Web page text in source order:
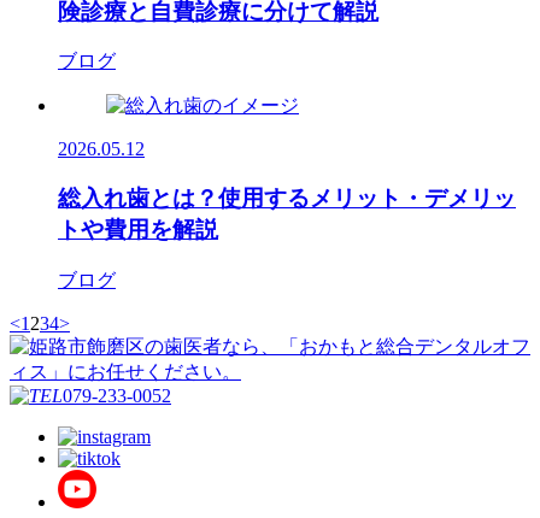
険診療と自費診療に分けて解説
ブログ
2026.05.12
総入れ歯とは？使用するメリット・デメリッ
トや費用を解説
ブログ
<1 234>
079-233-0052